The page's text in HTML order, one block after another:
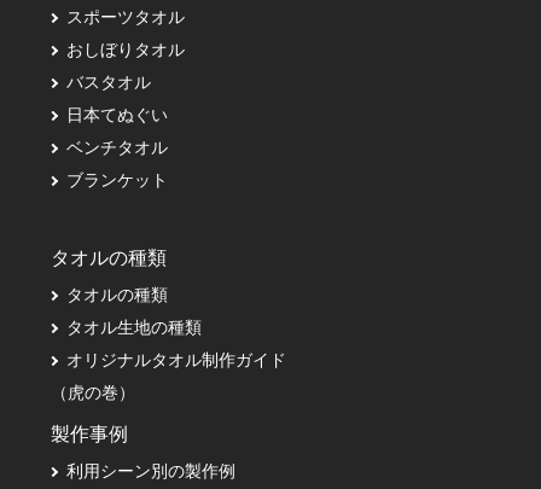
スポーツタオル
おしぼりタオル
バスタオル
日本てぬぐい
ベンチタオル
ブランケット
タオルの種類
タオルの種類
タオル生地の種類
オリジナルタオル制作ガイド
（虎の巻）
製作事例
利用シーン別の製作例